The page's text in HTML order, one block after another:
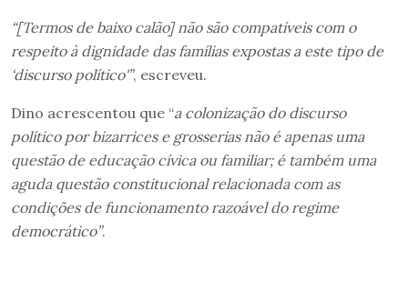
“[Termos de baixo calão] não são compatíveis com o
respeito à dignidade das famílias expostas a este tipo de
‘discurso político'”, escreveu.
Dino acrescentou que “a colonização do discurso
político por bizarrices e grosserias não é apenas uma
questão de educação cívica ou familiar; é também uma
aguda questão constitucional relacionada com as
condições de funcionamento razoável do regime
democrático”.